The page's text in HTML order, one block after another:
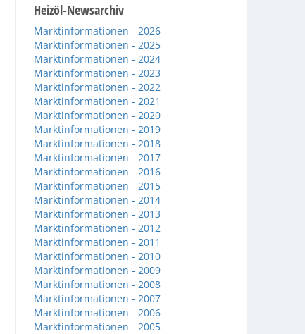
Heizöl-Newsarchiv
Marktinformationen - 2026
Marktinformationen - 2025
Marktinformationen - 2024
Marktinformationen - 2023
Marktinformationen - 2022
Marktinformationen - 2021
Marktinformationen - 2020
Marktinformationen - 2019
Marktinformationen - 2018
Marktinformationen - 2017
Marktinformationen - 2016
Marktinformationen - 2015
Marktinformationen - 2014
Marktinformationen - 2013
Marktinformationen - 2012
Marktinformationen - 2011
Marktinformationen - 2010
Marktinformationen - 2009
Marktinformationen - 2008
Marktinformationen - 2007
Marktinformationen - 2006
Marktinformationen - 2005